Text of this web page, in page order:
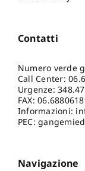
Contatti
Numero verde
Call Center:
Urgenze:
FAX:
Informazioni:
PEC:
Navigazione